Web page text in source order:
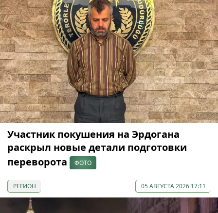
Участник покушения на Эрдогана
раскрыл новые детали подготовки
переворота
ФОТО
РЕГИОН 05 АВГУСТА 2026 17:11